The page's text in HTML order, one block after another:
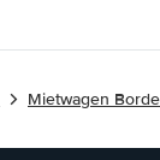
Mietwagen